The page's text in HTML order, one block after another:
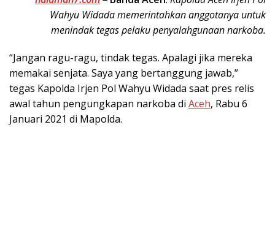
Wahyu Widada memerintahkan anggotanya untuk
menindak tegas pelaku penyalahgunaan narkoba.
“Jangan ragu-ragu, tindak tegas. Apalagi jika mereka
memakai senjata. Saya yang bertanggung jawab,”
tegas Kapolda Irjen Pol Wahyu Widada saat pres relis
awal tahun pengungkapan narkoba di Aceh, Rabu 6
Januari 2021 di Mapolda.